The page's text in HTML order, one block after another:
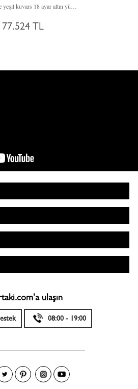
77.524 TL
ulaşın
08:00 - 19:00